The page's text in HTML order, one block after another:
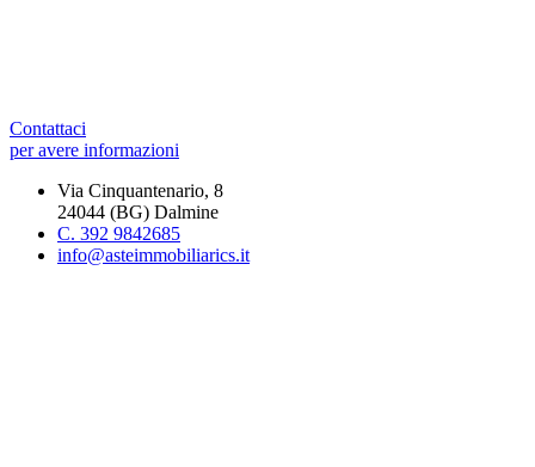
Contattaci
per avere informazioni
Via Cinquantenario, 8
24044 (BG) Dalmine
C. 392 9842685
info@asteimmobiliarics.it